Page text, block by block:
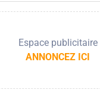
Espace publicitaire
ANNONCEZ ICI